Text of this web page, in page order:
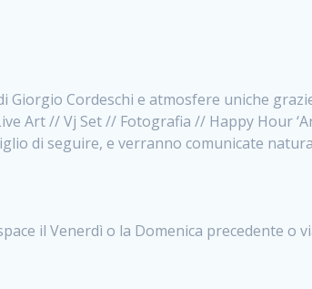
Cordeschi e atmosfere uniche
Art // Vj Set // Fotografia // Happy Hour
di seguire, e verranno comunicate
il Venerdì o la Domenica precedente o